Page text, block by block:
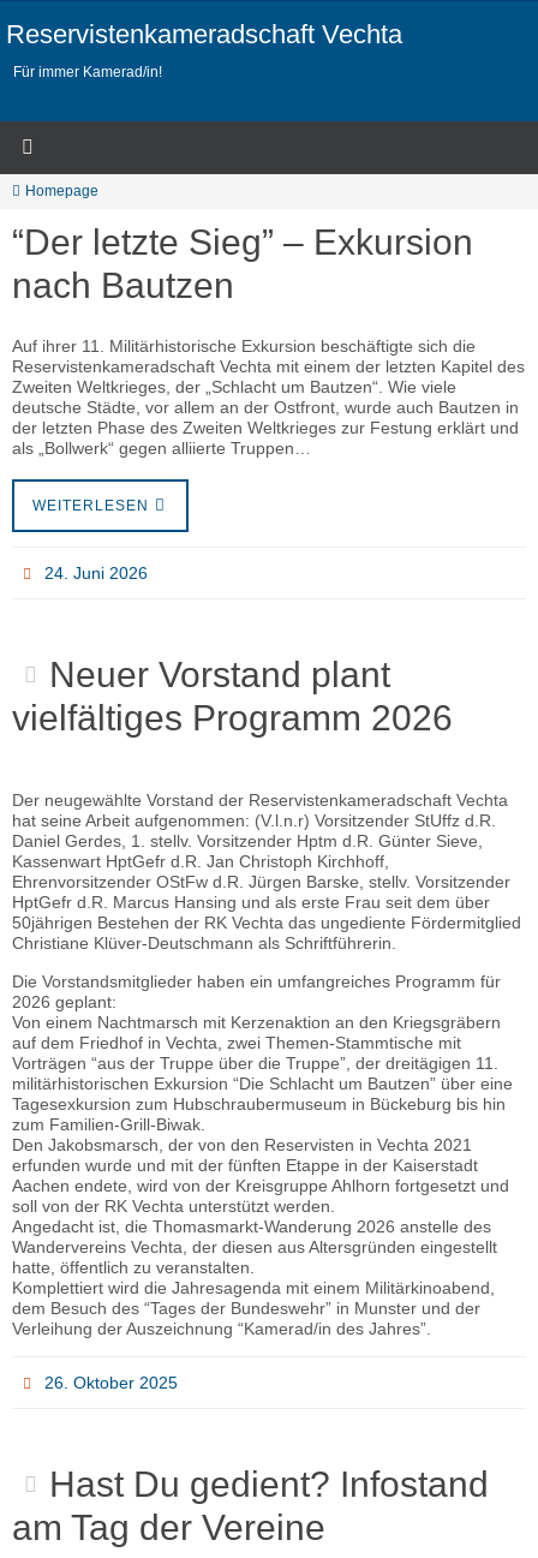
Inhalt
springen
Reservistenkameradschaft Vechta
Für immer Kamerad/in!
Homepage
“Der letzte Sieg” – Exkursion
nach Bautzen
Auf ihrer 11. Militärhistorische Exkursion beschäftigte sich die
Reservistenkameradschaft Vechta mit einem der letzten Kapitel des
Zweiten Weltkrieges, der „Schlacht um Bautzen“. Wie viele
deutsche Städte, vor allem an der Ostfront, wurde auch Bautzen in
der letzten Phase des Zweiten Weltkrieges zur Festung erklärt und
als „Bollwerk“ gegen alliierte Truppen…
WEITERLESEN
24. Juni 2026
Neuer Vorstand plant
vielfältiges Programm 2026
Der neugewählte Vorstand der Reservistenkameradschaft Vechta
hat seine Arbeit aufgenommen: (V.l.n.r) Vorsitzender StUffz d.R.
Daniel Gerdes, 1. stellv. Vorsitzender Hptm d.R. Günter Sieve,
Kassenwart HptGefr d.R. Jan Christoph Kirchhoff,
Ehrenvorsitzender OStFw d.R. Jürgen Barske, stellv. Vorsitzender
HptGefr d.R. Marcus Hansing und als erste Frau seit dem über
50jährigen Bestehen der RK Vechta das ungediente Fördermitglied
Christiane Klüver-Deutschmann als Schriftführerin.
Die Vorstandsmitglieder haben ein umfangreiches Programm für
2026 geplant:
Von einem Nachtmarsch mit Kerzenaktion an den Kriegsgräbern
auf dem Friedhof in Vechta, zwei Themen-Stammtische mit
Vorträgen “aus der Truppe über die Truppe”, der dreitägigen 11.
militärhistorischen Exkursion “Die Schlacht um Bautzen” über eine
Tagesexkursion zum Hubschraubermuseum in Bückeburg bis hin
zum Familien-Grill-Biwak.
Den Jakobsmarsch, der von den Reservisten in Vechta 2021
erfunden wurde und mit der fünften Etappe in der Kaiserstadt
Aachen endete, wird von der Kreisgruppe Ahlhorn fortgesetzt und
soll von der RK Vechta unterstützt werden.
Angedacht ist, die Thomasmarkt-Wanderung 2026 anstelle des
Wandervereins Vechta, der diesen aus Altersgründen eingestellt
hatte, öffentlich zu veranstalten.
Komplettiert wird die Jahresagenda mit einem Militärkinoabend,
dem Besuch des “Tages der Bundeswehr” in Munster und der
Verleihung der Auszeichnung “Kamerad/in des Jahres”.
26. Oktober 2025
Hast Du gedient? Infostand
am Tag der Vereine